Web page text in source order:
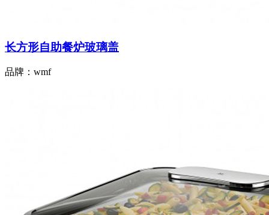
长方形自助餐炉玻璃盖
品牌：wmf